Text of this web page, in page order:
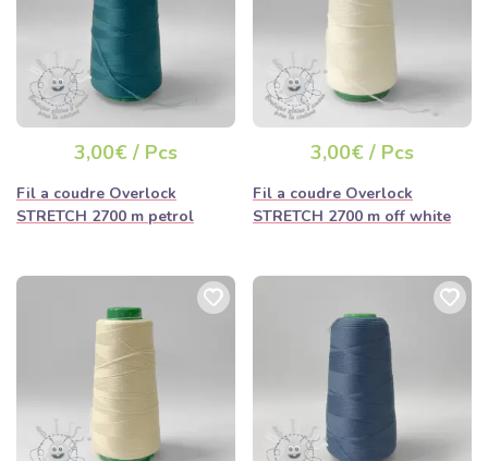
3,00€ / Pcs
Fil a coudre Overlock
STRETCH 2700 m petrol
3,00€ / Pcs
Fil a coudre Overlock
STRETCH 2700 m off white